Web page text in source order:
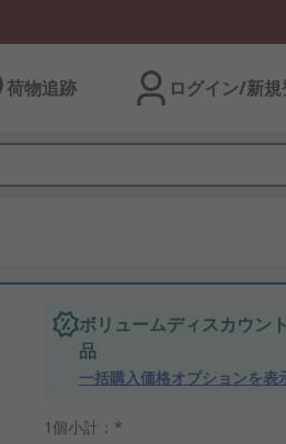
荷物追跡 ログイン/新
ボリュームディスカウン
品
一括購入価格オプションを表
1個小計：*